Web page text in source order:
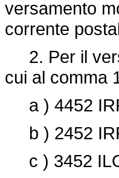
versamento
corrente
2. Per il
cui al comma
a ) 4452
b ) 2452
c ) 3452